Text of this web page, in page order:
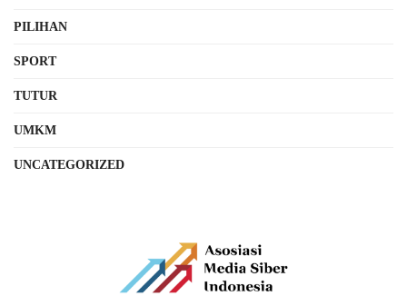
PILIHAN
SPORT
TUTUR
UMKM
UNCATEGORIZED